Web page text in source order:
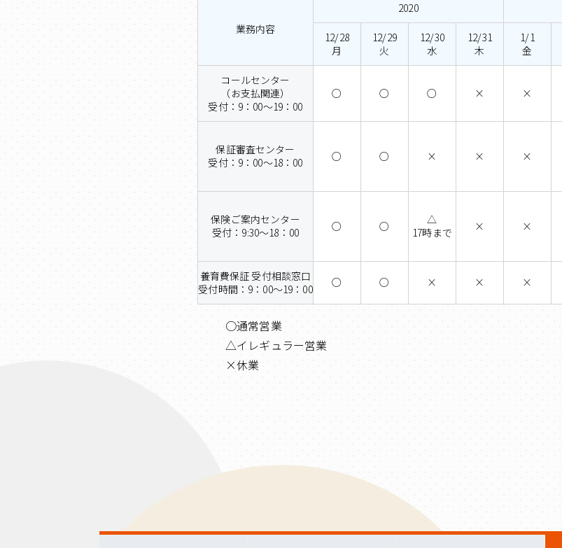
業務内容
2020
12/28
月
12/29
火
12/30
水
12/31
木
1/1
金
コールセンター
（お支払関連）
受付：9：00～19：00
○ ○ ○ × ×
保証審査センター
受付：9：00～18：00
○ ○ × × ×
保険ご案内センター
受付：9:30～18：00
○ ○
△
17時まで
× ×
養育費保証 受付相談窓口
受付時間：9：00～19：00
○ ○ × × ×
○通常営業
△イレギュラー営業
×休業